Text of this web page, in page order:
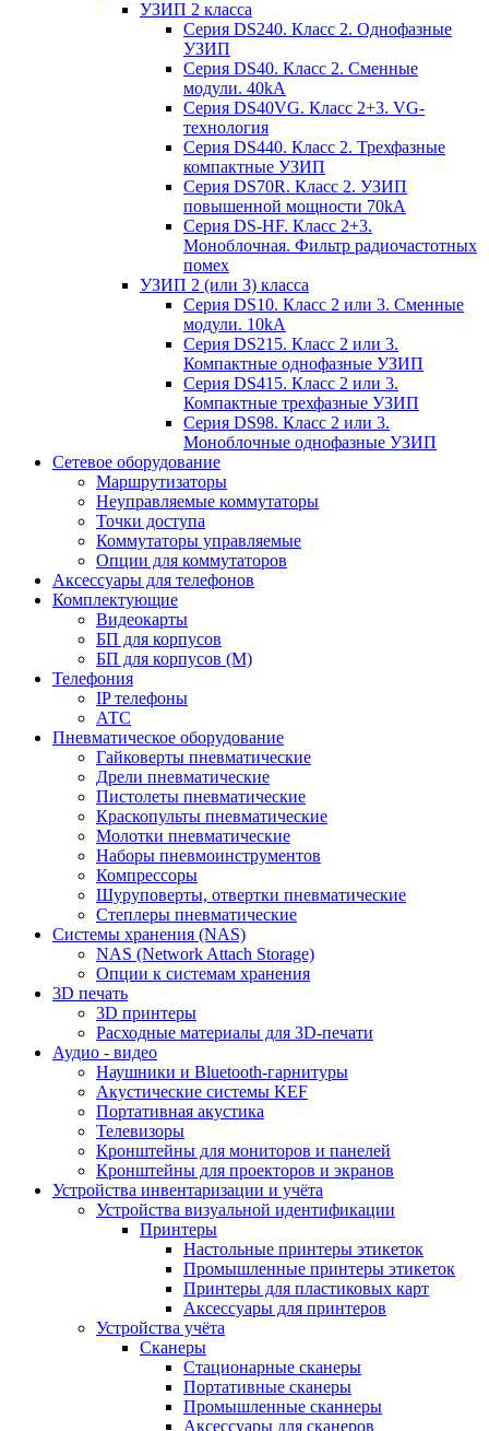
УЗИП 2 класса
Серия DS240. Класс 2. Однофазные
УЗИП
Серия DS40. Класс 2. Сменные
модули. 40kA
Серия DS40VG. Класс 2+3. VG-
технология
Серия DS440. Класс 2. Трехфазные
компактные УЗИП
Серия DS70R. Класс 2. УЗИП
повышенной мощности 70kA
Серия DS-HF. Класс 2+3.
Моноблочная. Фильтр радиочастотных
помех
УЗИП 2 (или 3) класса
Серия DS10. Класс 2 или 3. Сменные
модули. 10kA
Серия DS215. Класс 2 или 3.
Компактные однофазные УЗИП
Серия DS415. Класс 2 или 3.
Компактные трехфазные УЗИП
Серия DS98. Класс 2 или 3.
Моноблочные однофазные УЗИП
Сетевое оборудование
Маршрутизаторы
Неуправляемые коммутаторы
Точки доступа
Коммутаторы управляемые
Опции для коммутаторов
Аксессуары для телефонов
Комплектующие
Видеокарты
БП для корпусов
БП для корпусов (М)
Телефония
IP телефоны
АТС
Пневматическое оборудование
Гайковерты пневматические
Дрели пневматические
Пистолеты пневматические
Краскопульты пневматические
Молотки пневматические
Наборы пневмоинструментов
Компрессоры
Шуруповерты, отвертки пневматические
Степлеры пневматические
Cистемы хранения (NAS)
NAS (Network Attach Storage)
Опции к системам хранения
3D печать
3D принтеры
Расходные материалы для 3D-печати
Аудио - видео
Наушники и Bluetooth-гарнитуры
Акустические системы KEF
Портативная акустика
Телевизоры
Кронштейны для мониторов и панелей
Кронштейны для проекторов и экранов
Устройства инвентаризации и учёта
Устройства визуальной идентификации
Принтеры
Настольные принтеры этикеток
Промышленные принтеры этикеток
Принтеры для пластиковых карт
Аксессуары для принтеров
Устройства учёта
Сканеры
Стационарные сканеры
Портативные сканеры
Промышленные сканнеры
Аксессуары для сканеров